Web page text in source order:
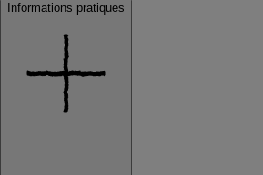
Informations pratiques